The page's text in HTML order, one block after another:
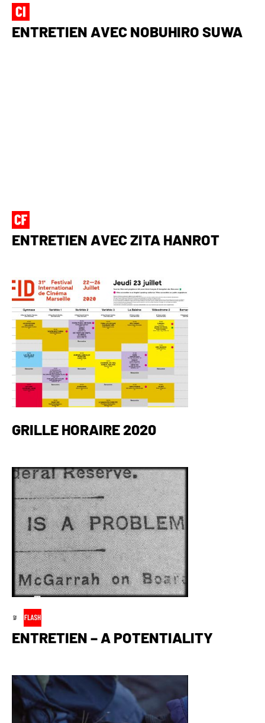
ENTRETIEN AVEC NOBUHIRO SUWA
ENTRETIEN AVEC ZITA HANROT
GRILLE HORAIRE 2020
ENTRETIEN – A POTENTIALITY